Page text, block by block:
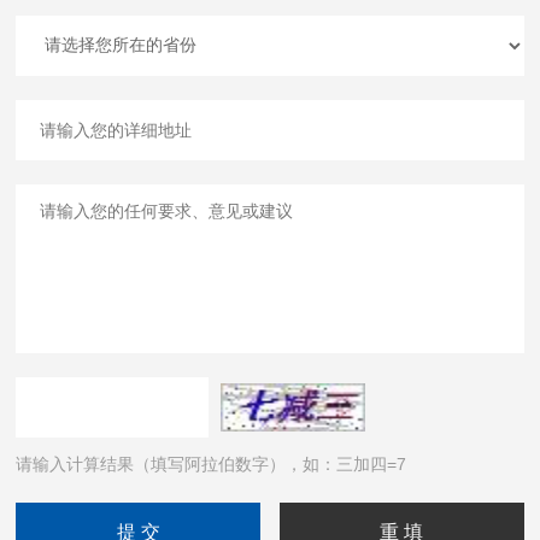
请输入计算结果（填写阿拉伯数字），如：三加四=7